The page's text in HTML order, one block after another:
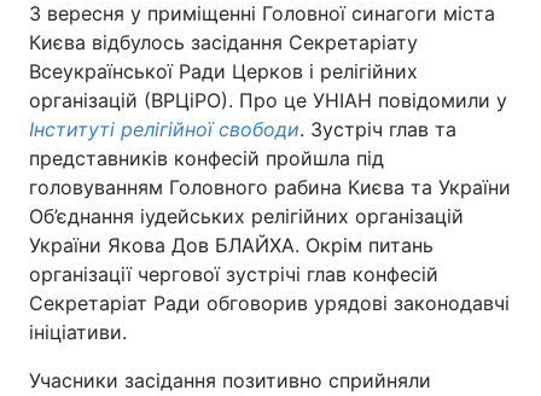
3 вересня у приміщенні Головної синагоги міста
Києва відбулось засідання Секретаріату
Всеукраїнської Ради Церков і релігійних
організацій (ВРЦіРО). Про це УНІАН повідомили у
Інституті релігійної свободи. Зустріч глав та
представників конфесій пройшла під
головуванням Головного рабина Києва та України
Об’єднання іудейських релігійних організацій
України Якова Дов БЛАЙХА. Окрім питань
організації чергової зустрічі глав конфесій
Секретаріат Ради обговорив урядові законодавчі
ініціативи.
Учасники засідання позитивно сприйняли